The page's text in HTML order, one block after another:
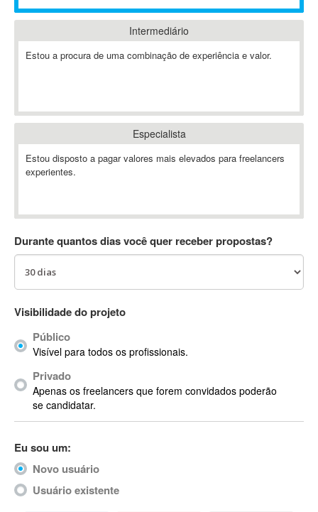
ABAP
Abaqus
ABBYY FineReader
Ableton
Ableton Push
Abstract
AC3
ACID Pro
ACPI
Acrobat
Acrobat X
Acronis
ACT
Actimize
ActionScript
ActionScript 3
Intermediário
Estou a procura de uma combinação de experiência e valor.
Especialista
Estou disposto a pagar valores mais elevados para freelancers
experientes.
Durante quantos dias você quer receber propostas?
Visibilidade do projeto
Público
Visível para todos os profissionais.
Privado
Apenas os freelancers que forem convidados poderão
se candidatar.
Eu sou um:
Novo usuário
Usuário existente